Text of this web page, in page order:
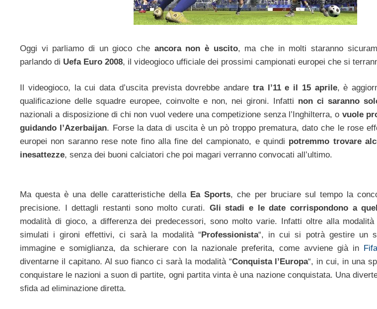
Oggi vi parliamo di un gioco che ancora non è uscito, ma che in molti staranno
parlando di Uefa Euro 2008, il videogioco ufficiale dei prossimi campionati europei che si
Il videogioco, la cui data d’uscita prevista dovrebbe andare tra l’11 e il 15 aprile, è
qualificazione delle squadre europee, coinvolte e non, nei gironi. Infatti non ci saranno
nazionali a disposizione di chi non vuol vedere una competizione senza l’Inghilterra, o vuole
guidando l’Azerbaijan. Forse la data di uscita è un pò troppo prematura, dato che le rose
europei non saranno rese note fino alla fine del campionato, e quindi potremmo trovare
inesattezze, senza dei buoni calciatori che poi magari verranno convocati all’ultimo.
Ma questa è una delle caratteristiche dellaEa Sports, che per bruciare sul tempo la
precisione. I dettagli restanti sono molto curati. Gli stadi e le date corrispondono a
modalità di gioco, a differenza dei predecessori, sono molto varie. Infatti oltre alla
simulati i gironi effettivi, ci sarà la modalità “Professionista“, in cui si potrà gestire un
immagine e somiglianza, da schierare con la nazionale preferita, come avviene già in
diventarne il capitano. Al suo fianco ci sarà la modalità “Conquista l’Europa“, in cui, in una
conquistare le nazioni a suon di partite, ogni partita vinta è una nazione conquistata. Una
sfida ad eliminazione diretta.